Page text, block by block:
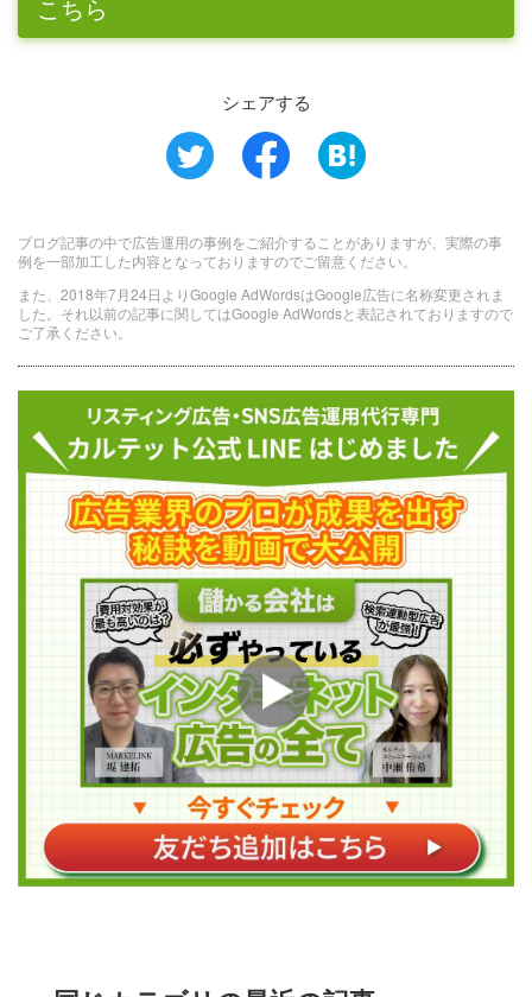
こちら
シェアする
ブログ記事の中で広告運用の事例をご紹介することがありますが、実際の事
例を一部加工した内容となっておりますのでご留意ください。
また、2018年7月24日よりGoogle AdWordsはGoogle広告に名称変更されま
した。それ以前の記事に関してはGoogle AdWordsと表記されておりますので
ご了承ください。